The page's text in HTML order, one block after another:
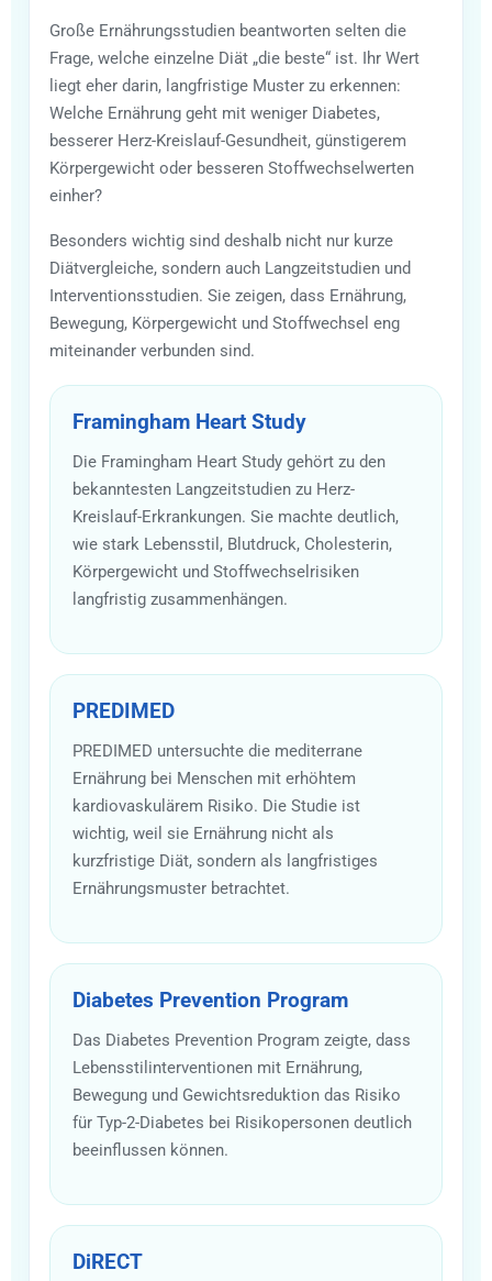
Große Ernährungsstudien beantworten selten die
Frage, welche einzelne Diät „die beste“ ist. Ihr Wert
liegt eher darin, langfristige Muster zu erkennen:
Welche Ernährung geht mit weniger Diabetes,
besserer Herz-Kreislauf-Gesundheit, günstigerem
Körpergewicht oder besseren Stoffwechselwerten
einher?
Besonders wichtig sind deshalb nicht nur kurze
Diätvergleiche, sondern auch Langzeitstudien und
Interventionsstudien. Sie zeigen, dass Ernährung,
Bewegung, Körpergewicht und Stoffwechsel eng
miteinander verbunden sind.
Framingham Heart Study
Die Framingham Heart Study gehört zu den
bekanntesten Langzeitstudien zu Herz-
Kreislauf-Erkrankungen. Sie machte deutlich,
wie stark Lebensstil, Blutdruck, Cholesterin,
Körpergewicht und Stoffwechselrisiken
langfristig zusammenhängen.
PREDIMED
PREDIMED untersuchte die mediterrane
Ernährung bei Menschen mit erhöhtem
kardiovaskulärem Risiko. Die Studie ist
wichtig, weil sie Ernährung nicht als
kurzfristige Diät, sondern als langfristiges
Ernährungsmuster betrachtet.
Diabetes Prevention Program
Das Diabetes Prevention Program zeigte, dass
Lebensstilinterventionen mit Ernährung,
Bewegung und Gewichtsreduktion das Risiko
für Typ-2-Diabetes bei Risikopersonen deutlich
beeinflussen können.
DiRECT